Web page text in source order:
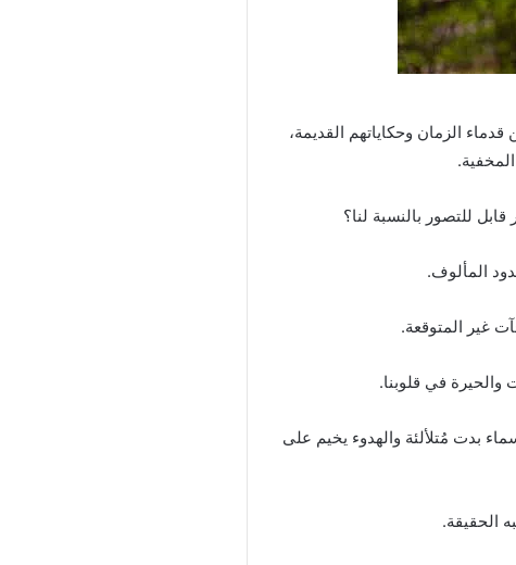
الزمان وحكاياتهم القديمة،
للتصور بالنسبة لنا؟
المألوف.
غير المتوقعة.
في قلوبنا.
بدت مُتلألئة والهدوء يخيم على
الحقيقة.